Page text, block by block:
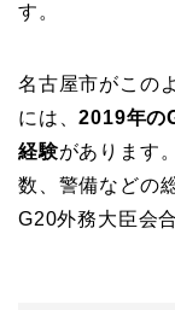
す。
名古屋市がこの
には、2019年の
経験があります
数、警備などの
G20外務大臣会